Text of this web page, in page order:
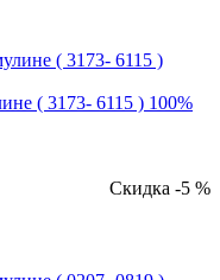
( 3173- 6115 ) 100%
Скидка -5 %